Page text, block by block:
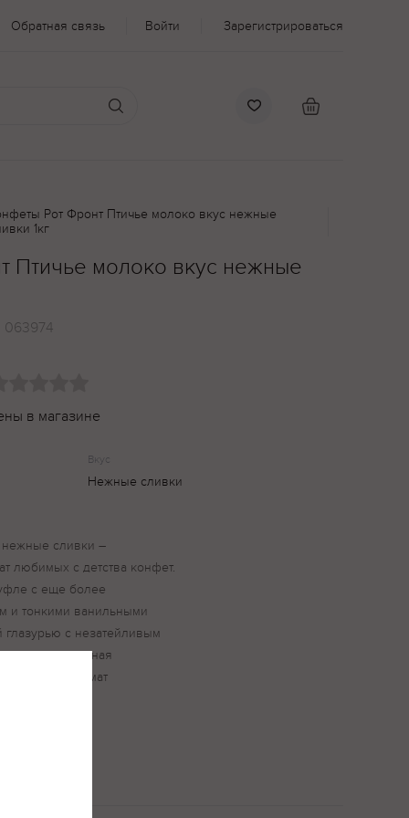
Обратная связь Войти Зарегистрироваться
Рот Фронт Птичье молоко вкус нежные
1кг
Птичье молоко вкус нежные
063974
в магазине
Вкус
Нежные сливки
нежные сливки –
любимых с детства конфет.
с еще более
и тонкими ванильными
с незатейливым
изысканная
вкус и аромат